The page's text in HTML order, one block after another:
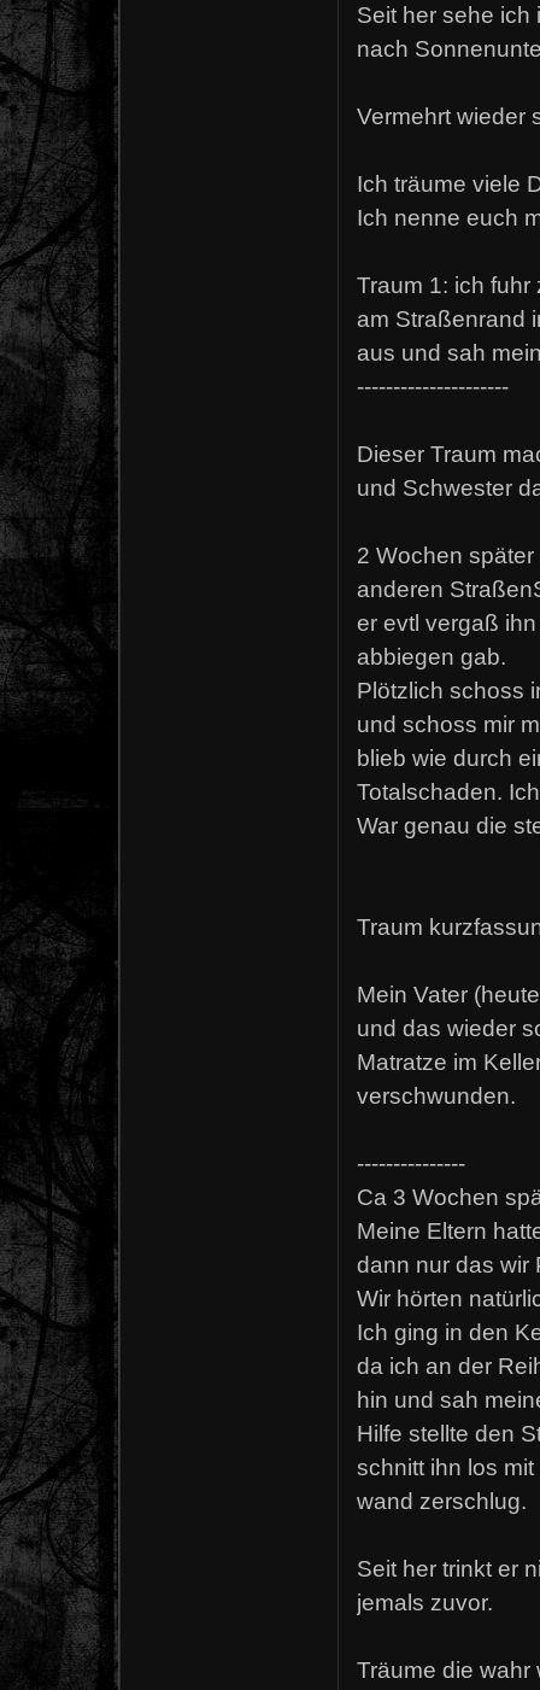
Seit her sehe ich
nach
Vermehrt wieder
Ich träume viele
Ich nenne euch
Traum 1: ich fuhr
am Straßenrand
aus und sah
---------------------
Dieser Traum
und Schwester
2 Wochen später
anderen
er evtl vergaß
abbiegen gab.
Plötzlich schoss
und schoss mir
blieb wie durch
Totalschaden.
War genau die
Traum
Mein Vater
und das wieder
Matratze im
verschwunden.
---------------
Ca 3 Wochen
Meine Eltern
dann nur das wir
Wir hörten
Ich ging in den
da ich an der
hin und sah
Hilfe stellte den
schnitt ihn los
wand zerschlug.
Seit her trinkt er
jemals zuvor.
Träume die wahr